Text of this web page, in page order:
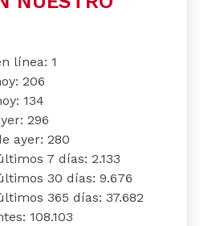
línea: 1
206
134
296
ayer: 280
7 días: 2.133
30 días: 9.676
365 días: 37.682
108.103